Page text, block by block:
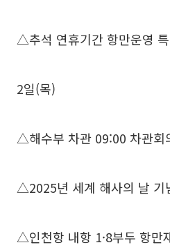
△추석 연휴기간 항만운영
2일(목)
△해수부 차관 09:00 차관회
△2025년 세계 해사의 날 기
△인천항 내항 1·8부두 항만